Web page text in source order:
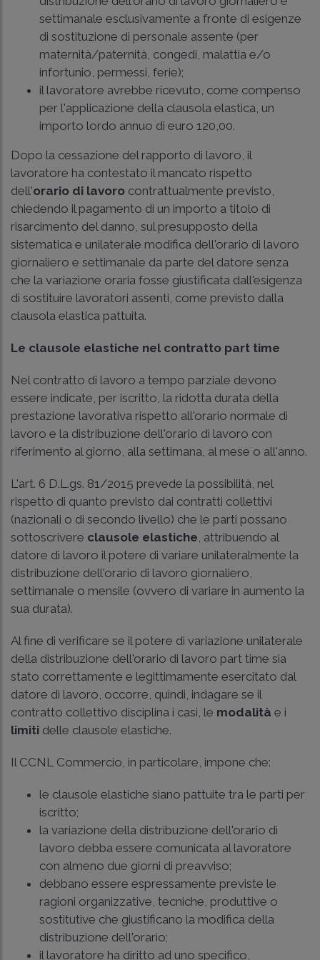
settimanale esclusivamente a fronte di esigenze
di sostituzione di personale assente (per
maternità/paternità, congedi, malattia e/o
infortunio, permessi, ferie);
il lavoratore avrebbe ricevuto, come compenso
per l'applicazione della clausola elastica, un
importo lordo annuo di euro 120,00.
Dopo la cessazione del rapporto di lavoro, il
lavoratore ha contestato il mancato rispetto
dell'orario di lavoro contrattualmente previsto,
chiedendo il pagamento di un importo a titolo di
risarcimento del danno, sul presupposto della
sistematica e unilaterale modifica dell'orario di lavoro
giornaliero e settimanale da parte del datore senza
che la variazione oraria fosse giustificata dall'esigenza
di sostituire lavoratori assenti, come previsto dalla
clausola elastica pattuita.
Le clausole elastiche nel contratto part time
Nel contratto di lavoro a tempo parziale devono
essere indicate, per iscritto, la ridotta durata della
prestazione lavorativa rispetto all'orario normale di
lavoro e la distribuzione dell'orario di lavoro con
riferimento al giorno, alla settimana, al mese o all'anno.
L'art. 6 D.L.gs. 81/2015 prevede la possibilità, nel
rispetto di quanto previsto dai contratti collettivi
(nazionali o di secondo livello) che le parti possano
sottoscrivere clausole elastiche , attribuendo al
datore di lavoro il potere di variare unilateralmente la
distribuzione dell'orario di lavoro giornaliero,
settimanale o mensile (ovvero di variare in aumento la
sua durata).
Al fine di verificare se il potere di variazione unilaterale
della distribuzione dell'orario di lavoro part time sia
stato correttamente e legittimamente esercitato dal
datore di lavoro, occorre, quindi, indagare se il
contratto collettivo disciplina i casi, le modalità e i
limiti delle clausole elastiche.
Il CCNL Commercio, in particolare, impone che:
le clausole elastiche siano pattuite tra le parti per
iscritto;
la variazione della distribuzione dell'orario di
lavoro debba essere comunicata al lavoratore
con almeno due giorni di preavviso;
debbano essere espressamente previste le
ragioni organizzative, tecniche, produttive o
sostitutive che giustificano la modifica della
distribuzione dell'orario;
il lavoratore ha diritto ad uno specifico,